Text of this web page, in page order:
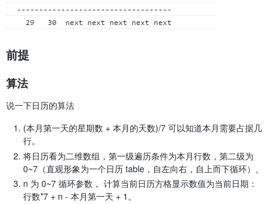
前提
算法
说一下日历的算法
(本月第一天的星期数 + 本月的天数)/7 可以知道本月需要占据几
行。
将日历看为二维数组，第一级遍历条件为本月行数，第二级为
0~7（直观形象为一个日历 table，自左向右，自上而下循环）。
n 为 0~7 循环参数， 计算当前日历方格显示数值为当前日期：
行数*7 + n - 本月第一天 + 1。